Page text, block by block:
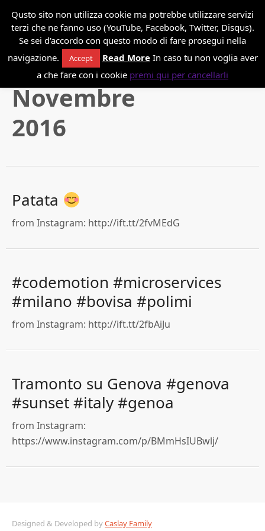
*Danilo Paissan
Novembre
2016
Patata
from Instagram: http://ift.tt/2fvMEdG
#codemotion #microservices
#milano #bovisa #polimi
from Instagram: http://ift.tt/2fbAiJu
Tramonto su Genova #genova
#sunset #italy #genoa
from Instagram:
https://www.instagram.com/p/BMmHsIUBwlj/
Designed & Developed byCaslay Family
Qusto sito non utilizza cookie ma potrebbe utilizzare servizi
terzi che ne fanno uso (YouTube, Facebook, Twitter, Disqus).
Se sei d'accordo con questo modo di fare prosegui nella
navigazione.
Accept Read MoreIn caso tu non voglia aver
a che fare con i cookie premi qui per cancellarli